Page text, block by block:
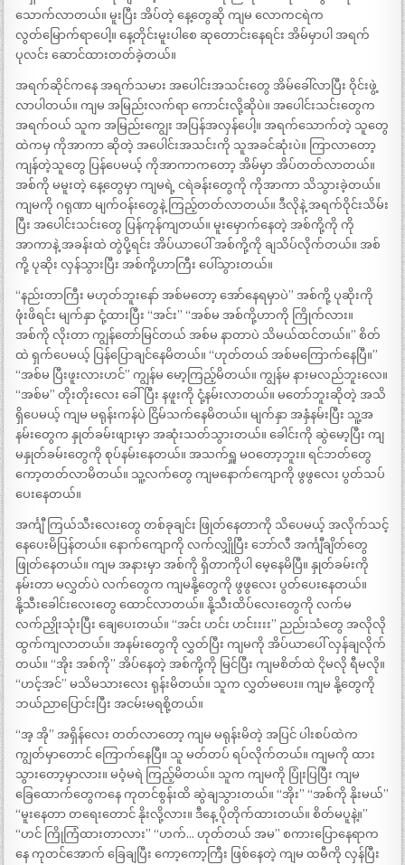
သောက်လာတယ်။ မူးပြီး အိပ်တဲ့ နေ့တွေဆို ကျမ လောကငရဲက
လွတ်မြောက်ရာပေါ့။ နေ့တိုင်းမူးပါစေ ဆုတောင်းနေရင်း အိမ်မှာပါ အရက်
ပုလင်း ဆောင်ထားတတ်ခဲ့တယ်။
အရက်ဆိုင်ကနေ အရက်သမား အပေါင်းအသင်းတွေ အိမ်ခေါ်လာပြီး ဝိုင်းဖွဲ့
လာပါတယ်။ ကျမ အမြည်းလက်ရာ ကောင်းလို့ဆိုပဲ။ အပေါင်းသင်းတွေက
အရက်ဝယ် သူက အမြည်းကျွေး အပြန်အလှန်ပေါ့။ အရက်သောက်တဲ့ သူတွေ
ထဲကမှ ကိုအာကာ ဆိုတဲ့ အပေါင်းအသင်းကို သူအခင်ဆုံးပဲ။ ကြာလာတော့
ကျန်တဲ့သူတွေ ပြန်ပေမယ့် ကိုအာကာကတော့ အိမ်မှာ အိပ်တတ်လာတယ်။
အစ်ကို မမူးတဲ့ နေ့တွေမှာ ကျမရဲ့ ငရဲခန်းတွေကို ကိုအာကာ သိသွားခဲ့တယ်။
ကျမကို ဂရုဏာ မျက်ဝန်းတွေနဲ့ ကြည့်တတ်လာတယ်။ ဒီလိုနဲ့ အရက်ဝိုင်းသိမ်း
ပြီး အပေါင်းသင်းတွေ ပြန်ကုန်ကျတယ်။ မူးမှောက်နေတဲ့ အစ်ကို့ကို ကို
အာကာနဲ့ အခန်းထဲ တွဲပို့ရင်း အိပ်ယာပေါ် အစ်ကို့ကို ချသိပ်လိုက်တယ်။ အစ်
ကို့ ပုဆိုး လှန်သွားပြီး အစ်ကို့ဟာကြီး ပေါ်သွားတယ်။
“နည်းတာကြီး မဟုတ်ဘူးနော် အစ်မတော့ အော်နေရမှာပဲ” အစ်ကို့ ပုဆိုးကို
ဖုံးဖိရင်း မျက်နှာ ငုံ့ထားပြီး “အင်း” “အစ်မ အစ်ကို့ဟာကို ကြိုက်လား။
အစ်ကို လိုးတာ ကျွန်တော်မြင်တယ် အစ်မ နာတာပဲ သိမယ်ထင်တယ်။” စိတ်
ထဲ ရှက်ပေမယ့် ပြန်ပြောချင်နေမိတယ်။ “ဟုတ်တယ် အစ်မကြောက်နေပြီ။”
“အစ်မ ပြီးဖူးလားဟင်” ကျွန်မ မော့ကြည့်မိတယ်။ ကျွန်မ နားမလည်ဘူးလေ။
“အစ်မ” တိုးတိုးလေး ခေါ်ပြီး နဖူးကို ငုံ့နမ်းလာတယ်။ မတော်ဘူးဆိုတဲ့ အသိ
ရှိပေမယ့် ကျမ မရုန်းကန်ပဲ ငြိမ်သက်နေမိတယ်။ မျက်နှာ အနှံနမ်းပြီး သူ့အ
နမ်းတွေက နှုတ်ခမ်းဖျားမှာ အဆုံးသတ်သွားတယ်။ ခေါင်းကို ဆွဲမော့ပြီး ကျ
မနှုတ်ခမ်းတွေကို စုပ်နမ်းနေတယ်။ အသက်ရှူ မဝတော့ဘူး။ ရင်ဘတ်တွေ
ကော့တတ်လာမိတယ်။ သူ့လက်တွေ ကျမနောက်ကျောကို ဖွဖွလေး ပွတ်သပ်
ပေးနေတယ်။
အင်္ကျီ ကြယ်သီးလေးတွေ တစ်ခုချင်း ဖြုတ်နေတာကို သိပေမယ့် အလိုက်သင့်
နေပေးမိပြန်တယ်။ နောက်ကျောကို လက်လျှိုပြီး ဘော်လီ အင်္ကျီချိတ်တွေ
ဖြုတ်နေတယ်။ ကျမ အနားမှာ အစ်ကို ရှိတာကိုပါ မေ့နေမိပြီ။ နှုတ်ခမ်းကို
နမ်းတာ မလွှတ်ပဲ လက်တွေက ကျမနို့တွေကို ဖွဖွလေး ပွတ်ပေးနေတယ်။
နို့သီးခေါင်းလေးတွေ ထောင်လာတယ်။ နို့သီးထိပ်လေးတွေကို လက်မ
လက်ညှိုးသုံးပြီး ချေပေးတယ်။ “အင်း ဟင်း ဟင်းးးး” ညည်းသံတွေ အလိုလို
ထွက်ကျလာတယ်။ အနမ်းတွေကို လွှတ်ပြီး ကျမကို အိပ်ယာပေါ် လှန်ချလိုက်
တယ်။ “အိုး အစ်ကို” အိပ်နေတဲ့ အစ်ကို့ကို မြင်ပြီး ကျမစိတ်ထဲ ငိုမလို ရီမလို။
“ဟင့်အင်” မသိမသားလေး ရုန်းမိတယ်။ သူက လွှတ်မပေး။ ကျမ နို့တွေကို
ဘယ်ညာပြောင်းပြီး အငမ်းမရစို့တယ်။
“အ့ အို” အရှိန်လေး တတ်လာတော့ ကျမ မရုန်းမိတဲ့ အပြင် ပါးစပ်ထဲက
ကျွတ်မှာတောင် ကြောက်နေပြီ။ သူ မတ်တပ် ရပ်လိုက်တယ်။ ကျမကို ထား
သွားတော့မှာလား။ မဝံ့မရဲ ကြည့်မိတယ်။ သူက ကျမကို ပြုံးပြပြီး ကျမ
ခြေထောက်တွေကနေ ကုတင်စွန်းထိ ဆွဲချသွားတယ်။ “အိုး” “အစ်ကို နိုးမယ်”
“မူးနေတာ တရေးတောင် နိုးလို့လား။ ဒီနေ့ ပိုတိုက်ထားတယ်။ စိတ်မပူနဲ့။”
“ဟင် ကြိုကြံထားတာလား” “ဟက်… ဟုတ်တယ် အမ” စကားပြောနေရာက
နေ ကုတင်အောက် ခြေချပြီး ကော့ကော့ကြီး ဖြစ်နေတဲ့ ကျမ ထမီကို လှန်ပြီး